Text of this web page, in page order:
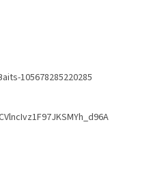
105678285220285